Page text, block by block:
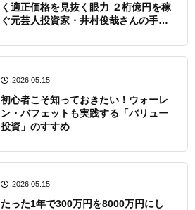
く適正価格を見抜く眼力 ２桁億円を稼
ぐ元芸人投資家・井村俊哉さんの手法
2026.05.15
初心者こそ知っておきたい！ウォーレ
ン・バフェットも実践する「バリュー
投資」のすすめ
2026.05.15
たった1年で300万円を8000万円にし